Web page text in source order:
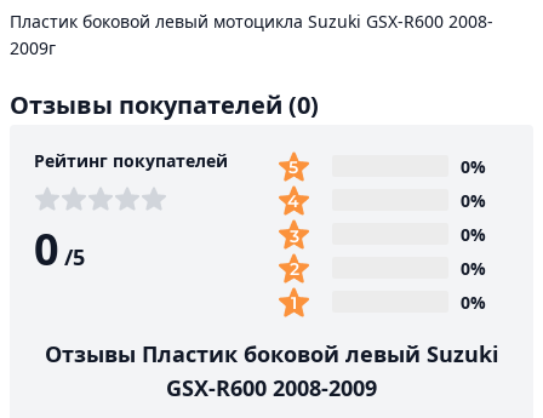
Пластик боковой левый мотоцикла Suzuki GSX-R600 2008-
2009г
Отзывы покупателей (0)
Рейтинг покупателей
0 /5
0%
0%
0%
0%
0%
Отзывы Пластик боковой левый Suzuki
GSX-R600 2008-2009